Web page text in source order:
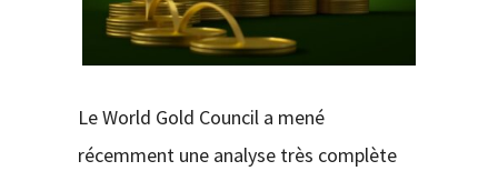
Le World Gold Council a mené
récemment une analyse très complète